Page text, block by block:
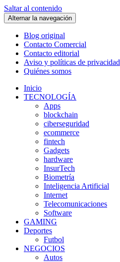
Saltar al contenido
Alternar la navegación
Blog original
Contacto Comercial
Contacto editorial
Aviso y políticas de privacidad
Quiénes somos
Inicio
TECNOLOGÍA
Apps
blockchain
ciberseguridad
ecommerce
fintech
Gadgets
hardware
InsurTech
Biometría
Inteligencia Artificial
Internet
Telecomunicaciones
Software
GAMING
Deportes
Futbol
NEGOCIOS
Autos